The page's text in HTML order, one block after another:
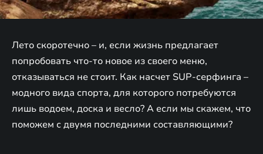
Лето скоротечно – и, если жизнь предлагает
попробовать что-то новое из своего меню,
отказываться не стоит. Как насчет SUP-серфинга –
модного вида спорта, для которого потребуются
лишь водоем, доска и весло? А если мы скажем, что
поможем с двумя последними составляющими?